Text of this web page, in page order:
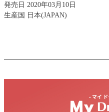
発売日 2020年03月10日
生産国 日本(JAPAN)